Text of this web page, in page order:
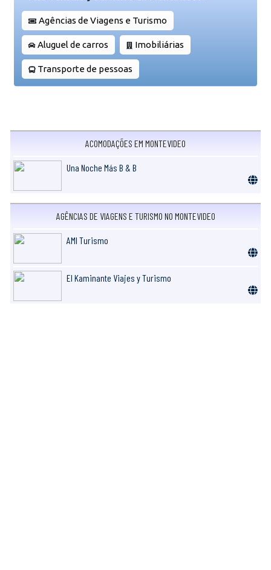
Agências de Viagens e Turismo
Aluguel de carros Imobiliárias
Transporte de pessoas
ACOMODAÇÕES EM MONTEVIDEO
Una Noche Más B & B
AGÊNCIAS DE VIAGENS E TURISMO NO MONTEVIDEO
AMI Turismo
El Kaminante Viajes y Turismo